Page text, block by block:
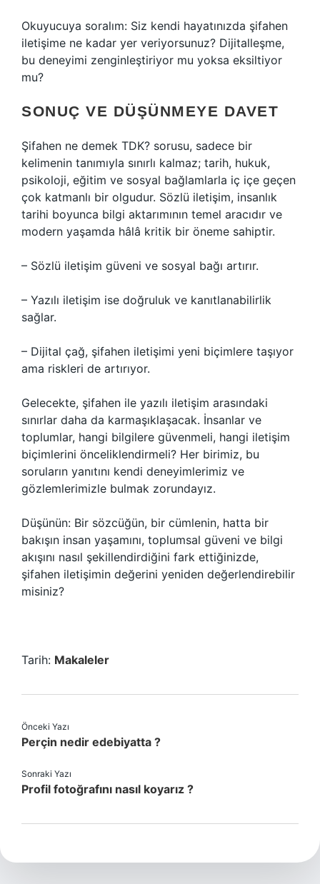
Okuyucuya soralım: Siz kendi hayatınızda şifahen
iletişime ne kadar yer veriyorsunuz? Dijitalleşme,
bu deneyimi zenginleştiriyor mu yoksa eksiltiyor
mu?
SONUÇ VE DÜŞÜNMEYE DAVET
Şifahen ne demek TDK? sorusu, sadece bir
kelimenin tanımıyla sınırlı kalmaz; tarih, hukuk,
psikoloji, eğitim ve sosyal bağlamlarla iç içe geçen
çok katmanlı bir olgudur. Sözlü iletişim, insanlık
tarihi boyunca bilgi aktarımının temel aracıdır ve
modern yaşamda hâlâ kritik bir öneme sahiptir.
– Sözlü iletişim güveni ve sosyal bağı artırır.
– Yazılı iletişim ise doğruluk ve kanıtlanabilirlik
sağlar.
– Dijital çağ, şifahen iletişimi yeni biçimlere taşıyor
ama riskleri de artırıyor.
Gelecekte, şifahen ile yazılı iletişim arasındaki
sınırlar daha da karmaşıklaşacak. İnsanlar ve
toplumlar, hangi bilgilere güvenmeli, hangi iletişim
biçimlerini önceliklendirmeli? Her birimiz, bu
soruların yanıtını kendi deneyimlerimiz ve
gözlemlerimizle bulmak zorundayız.
Düşünün: Bir sözcüğün, bir cümlenin, hatta bir
bakışın insan yaşamını, toplumsal güveni ve bilgi
akışını nasıl şekillendirdiğini fark ettiğinizde,
şifahen iletişimin değerini yeniden değerlendirebilir
misiniz?
Tarih: Makaleler
Önceki Yazı
Perçin nedir edebiyatta ?
Sonraki Yazı
Profil fotoğrafını nasıl koyarız ?